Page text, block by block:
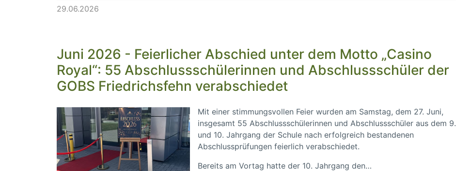
29.06.2026
Juni 2026 - Feierlicher Abschied unter dem Motto „Casino
Royal“: 55 Abschlussschülerinnen und Abschlussschüler der
GOBS Friedrichsfehn verabschiedet
Mit einer stimmungsvollen Feier wurden am Samstag, dem 27. Juni,
insgesamt 55 Abschlussschülerinnen und Abschlussschüler aus dem 9.
und 10. Jahrgang der Schule nach erfolgreich bestandenen
Abschlussprüfungen feierlich verabschiedet.
Bereits am Vortag hatte der 10. Jahrgang den…